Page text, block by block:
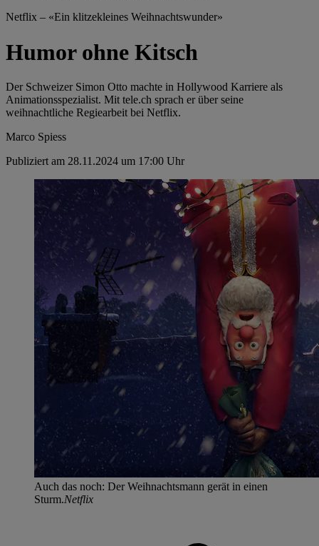
Netflix – «Ein klitzekleines Weihnachtswunder»
Humor ohne Kitsch
Der Schweizer Simon Otto machte in Hollywood Karriere als
Animationsspezialist. Mit tele.ch sprach er über seine
weihnachtliche Regiearbeit bei Netflix.
Marco Spiess
Publiziert am 28.11.2024 um 17:00 Uhr
Auch das noch: Der Weihnachtsmann gerät in einen
Sturm.Netflix